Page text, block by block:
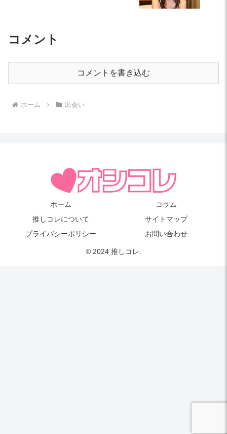
コメント
コメントを書き込む
ホーム 出会い
ホーム
コラム
推しコレについて
サイトマップ
プライバシーポリシー
お問い合わせ
© 2024 推しコレ.